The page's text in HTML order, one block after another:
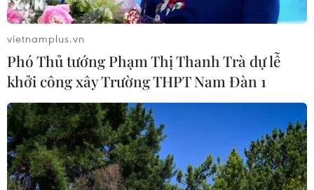
Đắk Lắk truy quét, xử lý tình trạng
phá rừng, lấn chiếm đất rừng
06/08/2026 12:36
Cảnh báo mưa cường độ lớn trên
100mm tại Bắc Bộ, Thanh Hóa và
Nghệ An
06/08/2026 10:23
vietnamplus.vn
Phó Thủ tướng Phạm Thị Thanh Trà dự lễ
khởi công xây Trường THPT Nam Đàn 1